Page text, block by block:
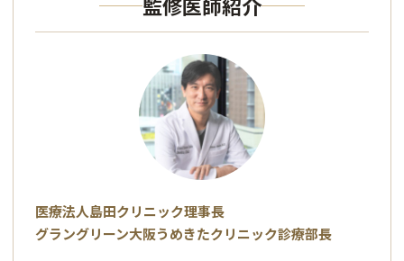
医療法人島田クリニック理事長
グラングリーン大阪うめきたクリニック診療部長